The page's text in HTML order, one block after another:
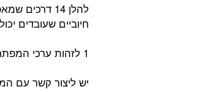
להלן 14
חיוביים שעובדים
1 לזהות ערכי המפתח:
יש ליצור קשר עם